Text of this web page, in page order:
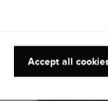
Accept all